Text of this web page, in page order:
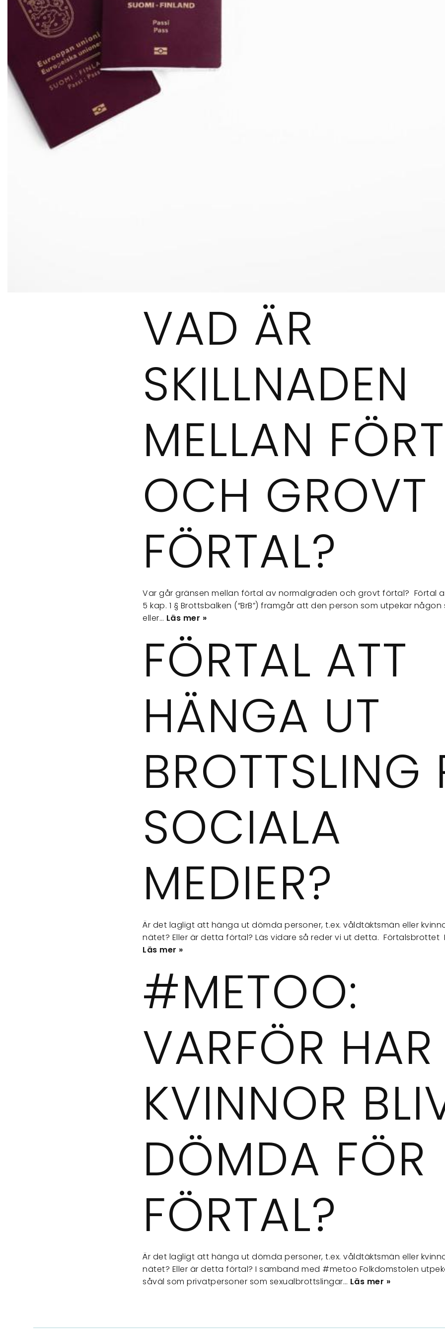
VAD ÄR
SKILLNADEN
MELLAN
OCH GROVT
FÖRTAL?
Var går gränsen mellan förtal av normalgraden och grovt förtal? Förtal
5 kap. 1 § Brottsbalken (“BrB”) framgår att den person som utpekar
eller… Läs mer »
FÖRTAL ATT
HÄNGA UT
BROTTSLING
SOCIALA
MEDIER?
Är det lagligt att hänga ut dömda personer, t.ex. våldtäktsmän eller
nätet? Eller är detta förtal? Läs vidare så reder vi ut detta. Förtalsbrottet
Läs mer »
#METOO:
VARFÖR HAR
KVINNOR
DÖMDA FÖR
FÖRTAL?
Är det lagligt att hänga ut dömda personer, t.ex. våldtäktsmän eller
nätet? Eller är detta förtal? I samband med #metoo Folkdomstolen
såväl som privatpersoner som sexualbrottslingar… Läs mer »